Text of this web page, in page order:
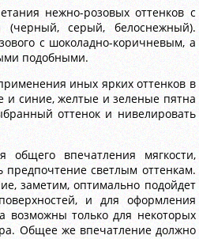
нежно-розовых оттенков с
(черный, серый, белоснежный).
с шоколадно-коричневым, а
подобными.
иных ярких оттенков в
и синие, желтые и зеленые пятна
оттенок и нивелировать
общего впечатления мягкости,
предпочтение светлым оттенкам.
заметим, оптимально подойдет
и для оформления
возможны только для некоторых
Общее же впечатление должно